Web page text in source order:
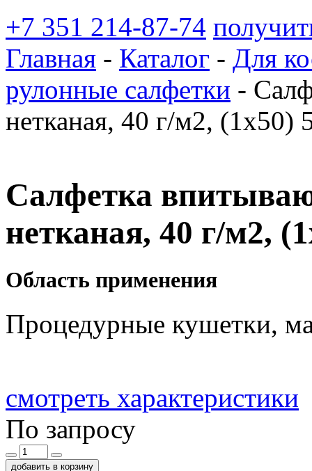
+7 351 214-87-74
Главная - Каталог - Для
рулонные салфетки -
нетканая, 40 г/м2, (1х50)
Салфетка
нетканая, 40 г/м2,
Область применения
Процедурные кушетки,
смотреть характеристики
По запросу
добавить в корзину